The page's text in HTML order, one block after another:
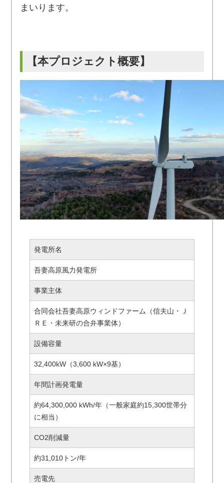
まいります。
【本プロジェクト概要】
発電所名
吾妻高原風力発電所
事業主体
合同会社吾妻高原ウィンドファーム（信夫山・Ｊ
ＲＥ・未来研の合弁事業体）
設備容量
32,400kW（3,600 kW×9基）
年間計画発電量
約64,300,000 kWh/年（一般家庭約15,300世帯分
に相当）
CO2削減量
約31,010トン/年
売電先